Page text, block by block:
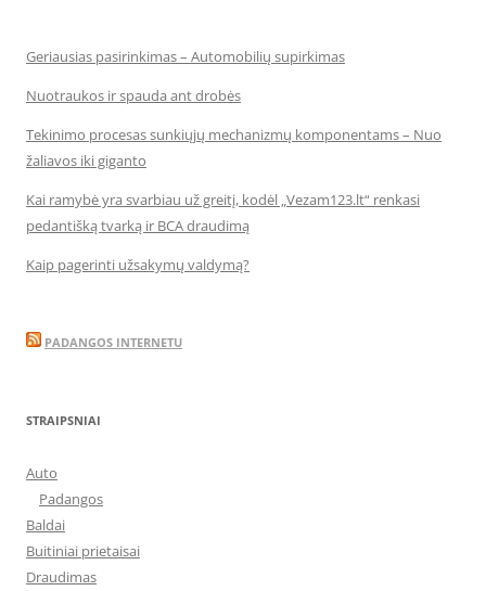
Geriausias pasirinkimas – Automobilių supirkimas
Nuotraukos ir spauda ant drobės
Tekinimo procesas sunkiųjų mechanizmų komponentams – Nuo
žaliavos iki giganto
Kai ramybė yra svarbiau už greitį, kodėl „Vezam123.lt“ renkasi
pedantišką tvarką ir BCA draudimą
Kaip pagerinti užsakymų valdymą?
PADANGOS INTERNETU
STRAIPSNIAI
Auto
Padangos
Baldai
Buitiniai prietaisai
Draudimas